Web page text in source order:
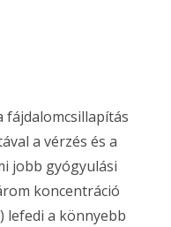
fájdalomcsillapítás
a vérzés és a
jobb gyógyulási
koncentráció
lefedi a könnyebb